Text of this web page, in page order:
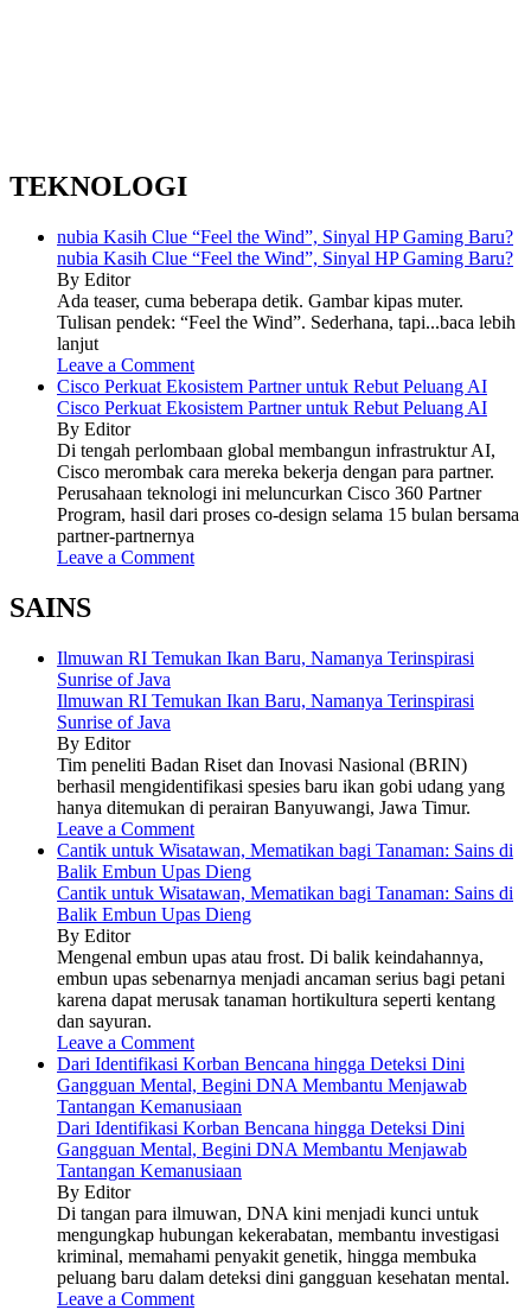
TEKNOLOGI
nubia Kasih Clue “Feel the Wind”, Sinyal HP Gaming Baru?
nubia Kasih Clue “Feel the Wind”, Sinyal HP Gaming Baru?
By Editor
Ada teaser, cuma beberapa detik. Gambar kipas muter.
Tulisan pendek: “Feel the Wind”. Sederhana, tapi...baca lebih
lanjut
Leave a Comment
Cisco Perkuat Ekosistem Partner untuk Rebut Peluang AI
Cisco Perkuat Ekosistem Partner untuk Rebut Peluang AI
By Editor
Di tengah perlombaan global membangun infrastruktur AI,
Cisco merombak cara mereka bekerja dengan para partner.
Perusahaan teknologi ini meluncurkan Cisco 360 Partner
Program, hasil dari proses co-design selama 15 bulan bersama
partner-partnernya
Leave a Comment
SAINS
Ilmuwan RI Temukan Ikan Baru, Namanya Terinspirasi
Sunrise of Java
Ilmuwan RI Temukan Ikan Baru, Namanya Terinspirasi
Sunrise of Java
By Editor
Tim peneliti Badan Riset dan Inovasi Nasional (BRIN)
berhasil mengidentifikasi spesies baru ikan gobi udang yang
hanya ditemukan di perairan Banyuwangi, Jawa Timur.
Leave a Comment
Cantik untuk Wisatawan, Mematikan bagi Tanaman: Sains di
Balik Embun Upas Dieng
Cantik untuk Wisatawan, Mematikan bagi Tanaman: Sains di
Balik Embun Upas Dieng
By Editor
Mengenal embun upas atau frost. Di balik keindahannya,
embun upas sebenarnya menjadi ancaman serius bagi petani
karena dapat merusak tanaman hortikultura seperti kentang
dan sayuran.
Leave a Comment
Dari Identifikasi Korban Bencana hingga Deteksi Dini
Gangguan Mental, Begini DNA Membantu Menjawab
Tantangan Kemanusiaan
Dari Identifikasi Korban Bencana hingga Deteksi Dini
Gangguan Mental, Begini DNA Membantu Menjawab
Tantangan Kemanusiaan
By Editor
Di tangan para ilmuwan, DNA kini menjadi kunci untuk
mengungkap hubungan kekerabatan, membantu investigasi
kriminal, memahami penyakit genetik, hingga membuka
peluang baru dalam deteksi dini gangguan kesehatan mental.
Leave a Comment